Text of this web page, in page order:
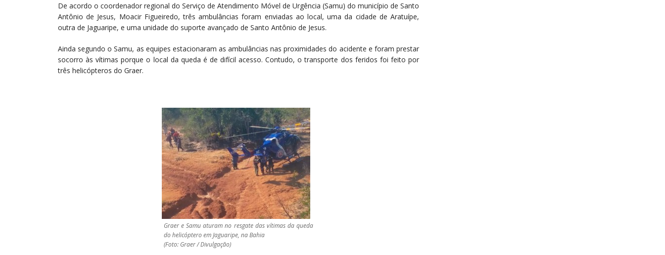
De acordo o coordenador regional do Serviço de Atendimento Móvel de Urgência (Samu) do município de Santo
Antônio de Jesus, Moacir Figueiredo, três ambulâncias foram enviadas ao local, uma da cidade de Aratuípe,
outra de Jaguaripe, e uma unidade do suporte avançado de Santo Antônio de Jesus.
Ainda segundo o Samu, as equipes estacionaram as ambulâncias nas proximidades do acidente e foram prestar
socorro às vítimas porque o local da queda é de difícil acesso. Contudo, o transporte dos feridos foi feito por
três helicópteros do Graer.
Graer e Samu aturam no resgate das vítimas da queda
do helicóptero em Jaguaripe, na Bahia
(Foto: Graer / Divulgação)